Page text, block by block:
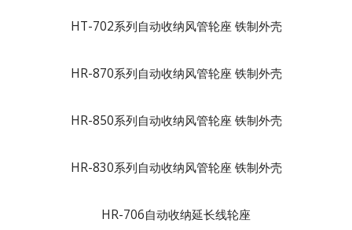
HT-702系列自动收纳风管轮座 铁制外壳
HR-870系列自动收纳风管轮座 铁制外壳
HR-850系列自动收纳风管轮座 铁制外壳
HR-830系列自动收纳风管轮座 铁制外壳
HR-706自动收纳延长线轮座